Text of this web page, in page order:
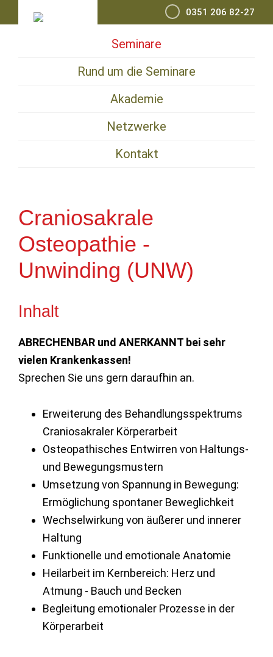
Hauptnavigation
Inhalt
Seitenspalte
0351 206 82-27
Seminare
Rund um die Seminare
Akademie
Netzwerke
Kontakt
Craniosakrale
Osteopathie -
Unwinding (UNW)
Inhalt
ABRECHENBAR und ANERKANNT bei sehr
vielen Krankenkassen!
Sprechen Sie uns gern daraufhin an.
Erweiterung des Behandlungsspektrums
Craniosakraler Körperarbeit
Osteopathisches Entwirren von Haltungs-
und Bewegungsmustern
Umsetzung von Spannung in Bewegung:
Ermöglichung spontaner Beweglichkeit
Wechselwirkung von äußerer und innerer
Haltung
Funktionelle und emotionale Anatomie
Heilarbeit im Kernbereich: Herz und
Atmung - Bauch und Becken
Begleitung emotionaler Prozesse in der
Körperarbeit